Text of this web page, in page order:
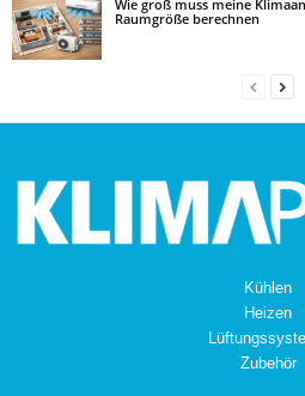
Wie groß muss meine
Raumgröße berechnen
Kühlen
Heizen
Zubehör